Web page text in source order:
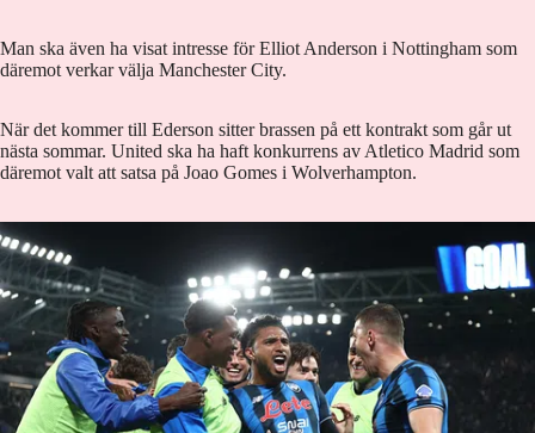
Man ska även ha visat intresse för Elliot Anderson i Nottingham som
däremot verkar välja Manchester City.
När det kommer till Ederson sitter brassen på ett kontrakt som går ut
nästa sommar. United ska ha haft konkurrens av Atletico Madrid som
däremot valt att satsa på Joao Gomes i Wolverhampton.